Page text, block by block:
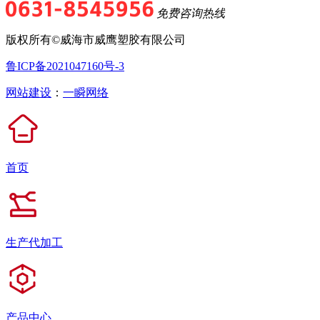
免费咨询热线
版权所有©威海市威鹰塑胶有限公司
鲁ICP备2021047160号-3
网站建设 ： 一瞬网络
首页
生产代加工